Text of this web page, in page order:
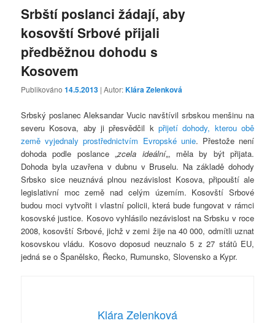
Srbští poslanci žádají, aby
kosovští Srbové přijali
předběžnou dohodu s
Kosovem
Publikováno14.5.2013 | Autor:Klára Zelenková
Srbský poslanec Aleksandar Vucic navštívil srbskou menšinu na
severu Kosova, aby ji přesvědčil k přijetí dohody, kterou obě
země vyjednaly prostřednictvím Evropské unie. Přestože není
dohoda podle poslance „zcela ideální„, měla by být přijata.
Dohoda byla uzavřena v dubnu v Bruselu. Na základě dohody
Srbsko sice neuznává plnou nezávislost Kosova, připouští ale
legislativní moc země nad celým územím. Kosovští Srbové
budou moci vytvořit i vlastní policii, která bude fungovat v rámci
kosovské justice. Kosovo vyhlásilo nezávislost na Srbsku v roce
2008, kosovští Srbové, jichž v zemi žije na 40 000, odmítli uznat
kosovskou vládu. Kosovo doposud neuznalo 5 z 27 států EU,
jedná se o Španělsko, Řecko, Rumunsko, Slovensko a Kypr.
Klára Zelenková